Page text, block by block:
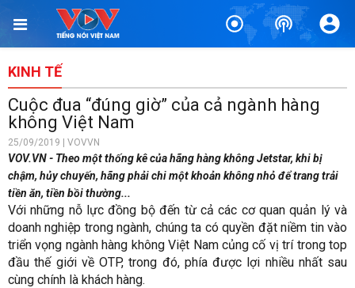
KINH TẾ
Cuộc đua “đúng giờ” của cả ngành hàng
không Việt Nam
25/09/2019 | VOVVN
VOV.VN - Theo một thống kê của hãng hàng không Jetstar, khi bị
chậm, hủy chuyến, hãng phải chi một khoản không nhỏ để trang trải
tiền ăn, tiền bồi thường...
Với những nỗ lực đồng bộ đến từ cả các cơ quan quản lý và
doanh nghiệp trong ngành, chúng ta có quyền đặt niềm tin vào
triển vọng ngành hàng không Việt Nam củng cố vị trí trong top
đầu thế giới về OTP, trong đó, phía được lợi nhiều nhất sau
cùng chính là khách hàng.